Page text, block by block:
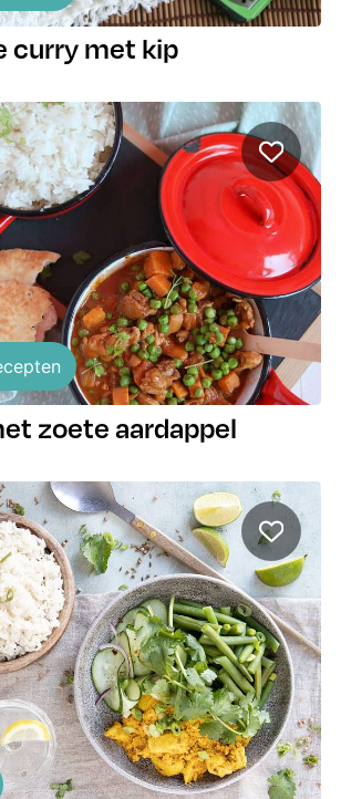
curry met kip
zoete aardappel